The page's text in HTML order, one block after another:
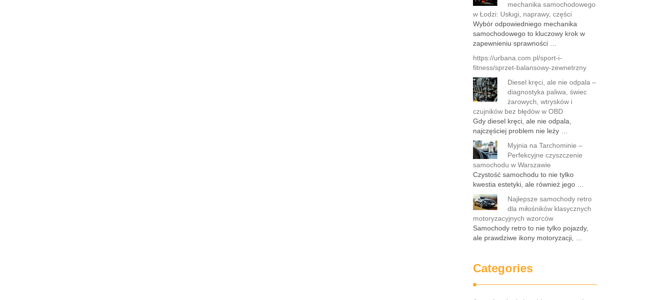
mechanika samochodowego
w Łodzi: Usługi, naprawy, części
Wybór odpowiedniego mechanika
samochodowego to kluczowy krok w
zapewnieniu sprawności …
https://urbana.com.pl/sport-i-
fitness/sprzet-balansowy-zewnetrzny
Diesel kręci, ale nie odpala –
diagnostyka paliwa, świec
żarowych, wtrysków i
czujników bez błędów w OBD
Gdy diesel kręci, ale nie odpala,
najczęściej problem nie leży …
Myjnia na Tarchominie –
Perfekcyjne czyszczenie
samochodu w Warszawie
Czystość samochodu to nie tylko
kwestia estetyki, ale również jego …
Najlepsze samochody retro
dla miłośników klasycznych
motoryzacyjnych wzorców
Samochody retro to nie tylko pojazdy,
ale prawdziwe ikony motoryzacji, …
Categories